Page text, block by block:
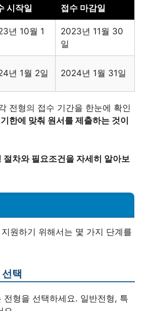
시작일 접수 마감일
년 10월 1
2023년 11월 30
일
년 1월 2일 2024년 1월 31일
전형의 접수 기간을 한눈에 확인
기한에 맞춰 원서를 제출하는 것이
절차와 필요조건을 자세히 알아보
원하기 위해서는 몇 가지 단계를
택
전형을 선택하세요. 일반전형, 특